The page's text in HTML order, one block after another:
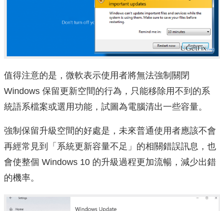
值得注意的是，微軟表示使用者將無法強制關閉
Windows 保留更新空間的行為，只能移除用不到的系
統語系檔案或選用功能，試圖為電腦清出一些容量。
強制保留升級空間的好處是，未來普通使用者應該不會
再經常見到「系統更新容量不足」的相關錯誤訊息，也
會使整個 Windows 10 的升級過程更加流暢，減少出錯
的機率。